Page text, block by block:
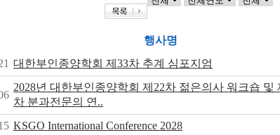
행사명
대한부인종양학회 제33차 추계 심포지엄
2028년 대한부인종양학회 제22차 젊은의사 워크숍 및
차 분과전문의 연..
KSGO International Conference 2028